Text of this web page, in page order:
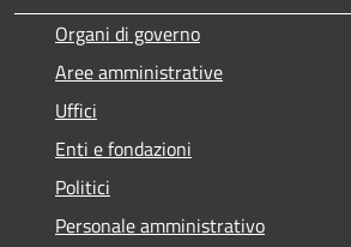
Organi di governo
Aree amministrative
Uffici
Enti e fondazioni
Politici
Personale amministrativo